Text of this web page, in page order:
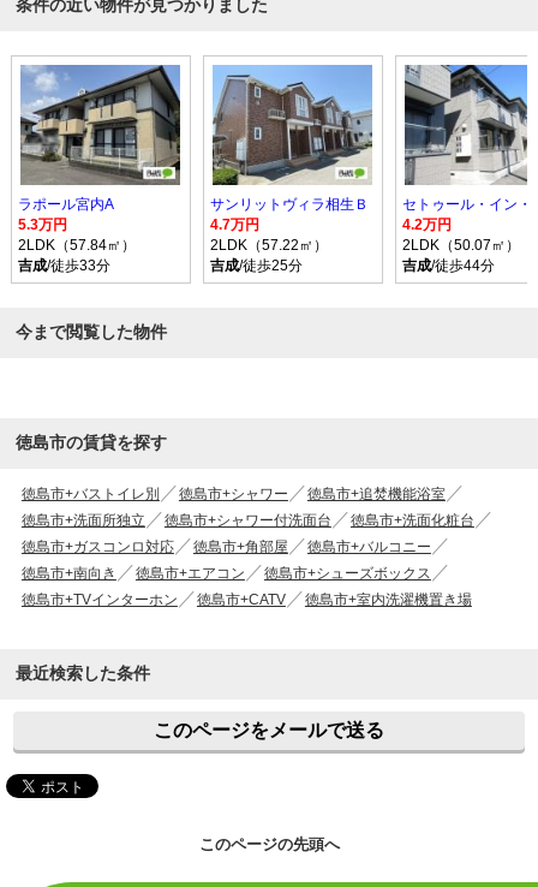
条件の近い物件が見つかりました
ラポール宮内A
5.3万円
2LDK（57.84㎡）
吉成/徒歩33分
サンリットヴィラ相生Ｂ
4.7万円
2LDK（57.22㎡）
吉成/徒歩25分
4.2万円
2LDK（50.07㎡）
吉成/徒歩44分
今まで閲覧した物件
徳島市の賃貸を探す
徳島市+バストイレ別 徳島市+シャワー
徳島市+追焚機能浴室
徳島市+洗面所独立
徳島市+シャワー付洗面台
徳島市+洗面化粧台
徳島市+ガスコンロ対応
徳島市+角部屋
徳島市+バルコニー
徳島市+南向き
徳島市+エアコン
徳島市+シューズボックス
徳島市+TVインターホン
徳島市+CATV 徳島市+室内洗濯機置き場
最近検索した条件
このページをメールで送る
このページの先頭へ